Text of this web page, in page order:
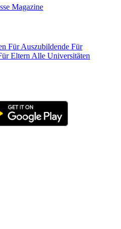
Magazine
Für Auszubildende Für
Eltern Alle Universitäten